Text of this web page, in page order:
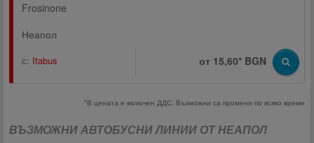
Frosinone
Неапол
с: Itabus от 15,60* BGN
*В цената е включен ДДС. Възможни са промени по всяко време
ВЪЗМОЖНИ АВТОБУСНИ ЛИНИИ ОТ НЕАПОЛ